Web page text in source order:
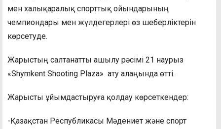
мен халықаралық спорттық ойындарының
чемпиондары мен жүлдегерлері өз шеберліктерін
көрсетуде.
Жарыстың салтанатты ашылу рәсімі 21 наурыз
«Shymkent Shooting Plaza» ату алаңында өтті.
Жарысты ұйымдастыруға қолдау көрсеткендер:
-Қазақстан Республикасы Мәдениет және спорт